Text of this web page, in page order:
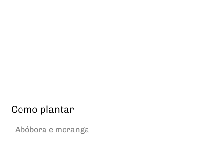
Como plantar
Abóbora e moranga